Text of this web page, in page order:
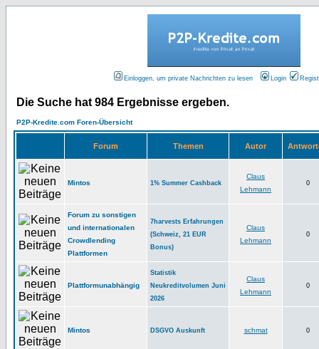
Einloggen, um private Nachrichten zu lesen Login
Die Suche hat 984 Ergebnisse ergeben.
P2P-Kredite.com Foren-Übersicht
Forum Themen Autor
Mintos 1% Summer Cashback
Claus
Lehmann
0
Forum zu sonstigen
und internationalen
Crowdlending
Plattformen
7harvests Erfahrungen
(Schweiz, 21 EUR
Bonus)
Claus
Lehmann
0
Plattformunabhängig
Statistik
Neukreditvolumen Juni
2026
Claus
Lehmann
0
Mintos DSGVO Auskunft schmat 0